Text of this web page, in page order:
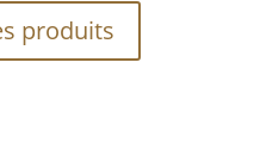
produits